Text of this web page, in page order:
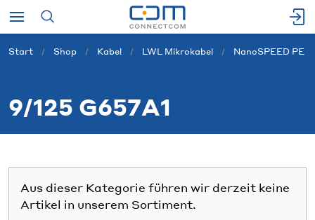
Start Shop Kabel LWL Mikrokabel NanoSPEED PE
9/125 G657A1
Aus dieser Kategorie führen wir derzeit keine
Artikel in unserem Sortiment.